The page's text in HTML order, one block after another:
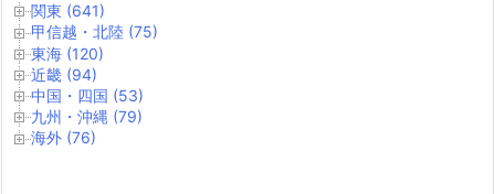
関東 (641)
甲信越・北陸 (75)
東海 (120)
近畿 (94)
中国・四国 (53)
九州・沖縄 (79)
海外 (76)